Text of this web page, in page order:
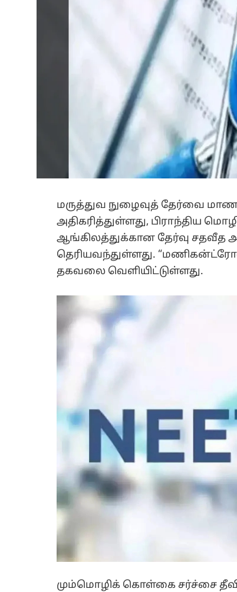
மருத்துவ நுழைவுத் தேர்வை
அதிகரித்துள்ளது, பிராந்திய
ஆங்கிலத்துக்கான தேர்வு சதவீத
தெரியவந்துள்ளது.
தகவலை வெளியிட்டுள்ளது.
மும்மொழிக் கொள்கை சர்ச்சை